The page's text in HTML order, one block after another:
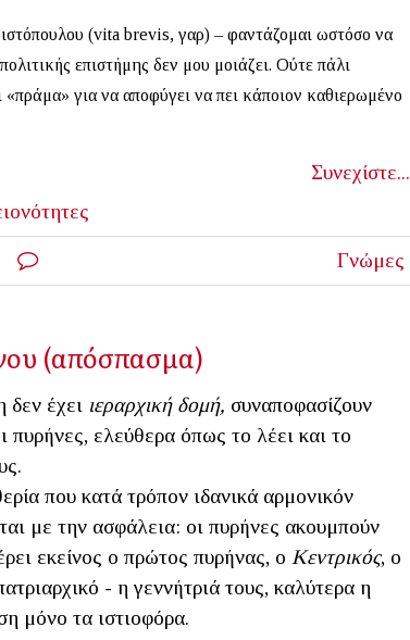
(vita brevis, γαρ) – φαντάζομαι ωστόσο να
επιστήμης δεν μου μοιάζει. Ούτε πάλι
για να αποφύγει να πει κάποιον καθιερωμένο
Συνεχίστε...
Γνώμες
(απόσπασμα)
έχει ιεραρχική δομή, συναποφασίζουν
πυρήνες, ελεύθερα όπως το λέει και το
που κατά τρόπον ιδανικά αρμονικόν
με την ασφάλεια: οι πυρήνες ακουμπούν
εκείνος ο πρώτος πυρήνας, ο Κεντρικός, ο
- η γεννήτριά τους, καλύτερα η
μόνο τα ιστιοφόρα.